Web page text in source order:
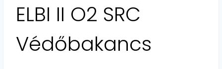
ELBI II O2 SRC
Védőbakancs